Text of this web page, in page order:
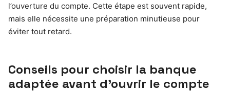
l’ouverture du compte. Cette étape est souvent rapide,
mais elle nécessite une préparation minutieuse pour
éviter tout retard.
Conseils pour choisir la banque
adaptée avant d’ouvrir le compte